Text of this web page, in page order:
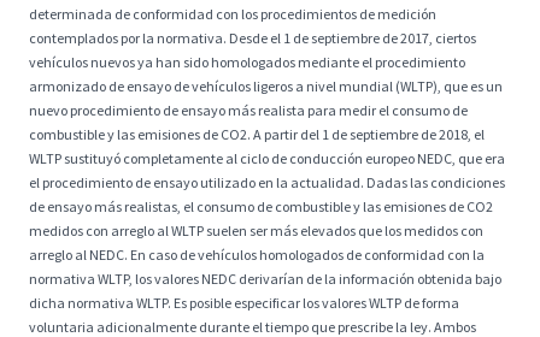
determinada de conformidad con los procedimientos de medición
contemplados por la normativa. Desde el 1 de septiembre de 2017, ciertos
vehículos nuevos ya han sido homologados mediante el procedimiento
armonizado de ensayo de vehículos ligeros a nivel mundial (WLTP), que es un
nuevo procedimiento de ensayo más realista para medir el consumo de
combustible y las emisiones de CO2. A partir del 1 de septiembre de 2018, el
WLTP sustituyó completamente al ciclo de conducción europeo NEDC, que era
el procedimiento de ensayo utilizado en la actualidad. Dadas las condiciones
de ensayo más realistas, el consumo de combustible y las emisiones de CO2
medidos con arreglo al WLTP suelen ser más elevados que los medidos con
arreglo al NEDC. En caso de vehículos homologados de conformidad con la
normativa WLTP, los valores NEDC derivarían de la información obtenida bajo
dicha normativa WLTP. Es posible especificar los valores WLTP de forma
voluntaria adicionalmente durante el tiempo que prescribe la ley. Ambos